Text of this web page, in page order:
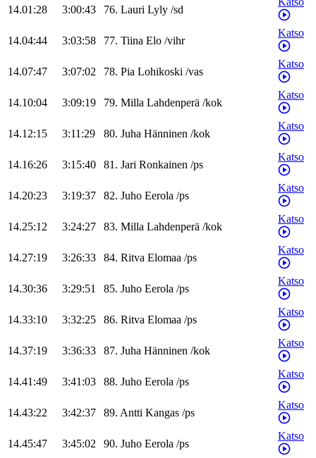
14.01:28 3:00:43 76. Lauri Lyly /sd
14.04:44 3:03:58 77. Tiina Elo /vihr
Katso
14.07:47 3:07:02 78. Pia Lohikoski /vas
Katso
14.10:04 3:09:19 79. Milla Lahdenperä /kok
Katso
14.12:15 3:11:29 80. Juha Hänninen /kok
Katso
14.16:26 3:15:40 81. Jari Ronkainen /ps
Katso
14.20:23 3:19:37 82. Juho Eerola /ps
Katso
14.25:12 3:24:27 83. Milla Lahdenperä /kok
Katso
14.27:19 3:26:33 84. Ritva Elomaa /ps
Katso
14.30:36 3:29:51 85. Juho Eerola /ps
Katso
14.33:10 3:32:25 86. Ritva Elomaa /ps
Katso
14.37:19 3:36:33 87. Juha Hänninen /kok
Katso
14.41:49 3:41:03 88. Juho Eerola /ps
Katso
14.43:22 3:42:37 89. Antti Kangas /ps
Katso
14.45:47 3:45:02 90. Juho Eerola /ps
Katso